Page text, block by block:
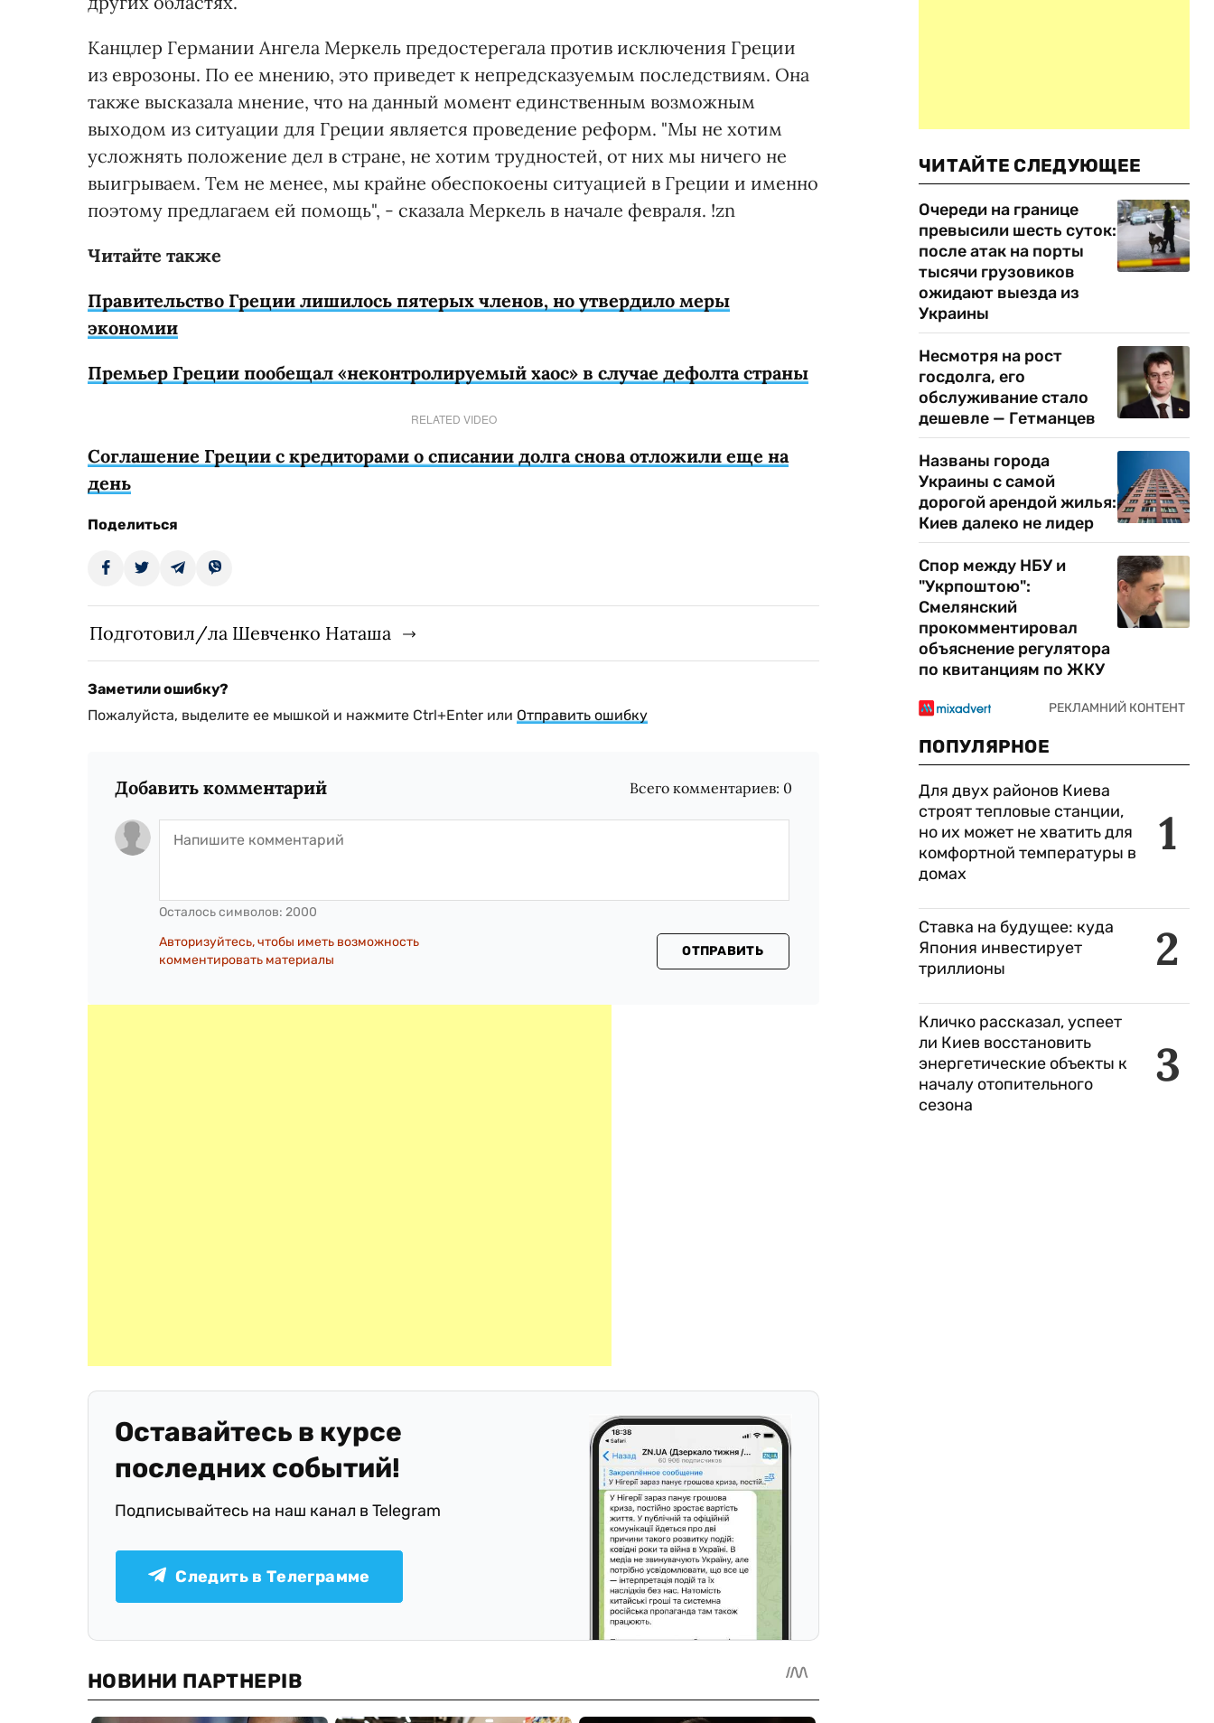
Канцлер Германии Ангела Меркель предостерегала против исключения Греции
из еврозоны. По ее мнению, это приведет к непредсказуемым последствиям. Она
также высказала мнение, что на данный момент единственным возможным
выходом из ситуации для Греции является проведение реформ. "Мы не хотим
усложнять положение дел в стране, не хотим трудностей, от них мы ничего не
выигрываем. Тем не менее, мы крайне обеспокоены ситуацией в Греции и именно
поэтому предлагаем ей помощь", - сказала Меркель в начале февраля. !zn
Читайте также
Правительство Греции лишилось пятерых членов, но утвердило меры
экономии
Премьер Греции пообещал «неконтролируемый хаос» в случае дефолта страны
RELATED VIDEO
Соглашение Греции с кредиторами о списании долга снова отложили еще на
день
Поделиться
Подготовил/ла Шевченко Наташа
Заметили ошибку?
Пожалуйста, выделите ее мышкой и нажмите Ctrl+Enter или Отправить ошибку
Добавить комментарий Всего комментариев: 0
Осталось символов: 2000
Авторизуйтесь, чтобы иметь возможность
комментировать материалы
ОТПРАВИТЬ
Оставайтесь в курсе
последних событий!
Подписывайтесь на наш канал в Telegram
Следить в Телеграмме
ЧИТАЙТЕ СЛЕДУЮЩЕЕ
Очереди на границе
превысили шесть суток:
после атак на порты
тысячи грузовиков
ожидают выезда из
Украины
Несмотря на рост
госдолга, его
обслуживание стало
дешевле — Гетманцев
Названы города
Украины с самой
дорогой арендой жилья:
Киев далеко не лидер
Спор между НБУ и
"Укрпоштою":
Смелянский
прокомментировал
объяснение регулятора
по квитанциям по ЖКУ
ПОПУЛЯРНОЕ
1
Для двух районов Киева
строят тепловые станции,
но их может не хватить для
комфортной температуры в
домах
2
Ставка на будущее: куда
Япония инвестирует
триллионы
3
Кличко рассказал, успеет
ли Киев восстановить
энергетические объекты к
началу отопительного
сезона